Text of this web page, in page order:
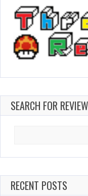
SEARCH FOR
RECENT POSTS